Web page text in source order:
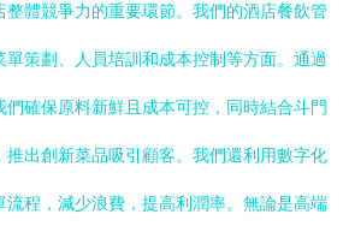
整體競爭力的重要環節。我們的酒店餐飲管
策劃、人員培訓和成本控制等方面。通過
確保原料新鮮且成本可控，同時結合斗門
推出創新菜品吸引顧客。我們還利用數字化
程，減少浪費，提高利潤率。無論是高端